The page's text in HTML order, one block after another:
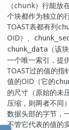
（chunk）行能放
个块都作为独立的
TOAST表都有列
OID）、
chunk_data （该
一个唯一索引，提
TOAST过的值的指
值的OID（它的
的尺寸（原始的未
压缩，则两者不同
数据头部的字节，
不管它代表的值的